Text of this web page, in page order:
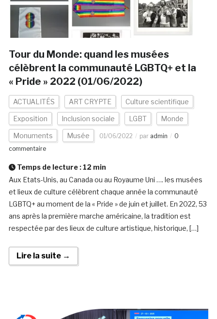
Tour du Monde: quand les musées
célèbrent la communauté LGBTQ+ et la
« Pride » 2022 (01/06/2022)
ACTUALITÉS ART CRYPTE Culture scientifique
Exposition Inclusion sociale LGBT Monde
Monuments Musée 01/06/2022 par admin
0
commentaire
Temps de lecture : 12 min
Aux Etats-Unis, au Canada ou au Royaume Uni …. les musées
et lieux de culture célèbrent chaque année la communauté
LGBTQ+ au moment de la « Pride » de juin et juillet. En 2022, 53
ans après la première marche américaine, la tradition est
respectée par des lieux de culture artistique, historique, […]
Lire la suite →